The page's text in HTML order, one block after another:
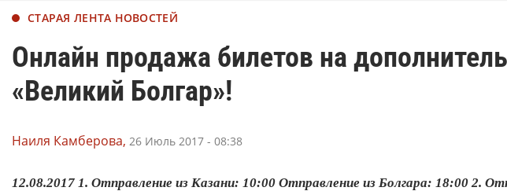
СТАРАЯ ЛЕНТА НОВОСТЕЙ
Онлайн продажа билетов на
«Великий Болгар»!
Наиля Камберова, 26 Июль 2017 - 08:38
12.08.2017 1. Отправление из Казани: 10:00 Отправление из Болгара: 18:00 2.